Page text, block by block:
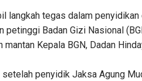
langkah tegas dalam
petinggi Badan Gizi Nasional
Kepala BGN, Dadan
penyidik Jaksa Agung